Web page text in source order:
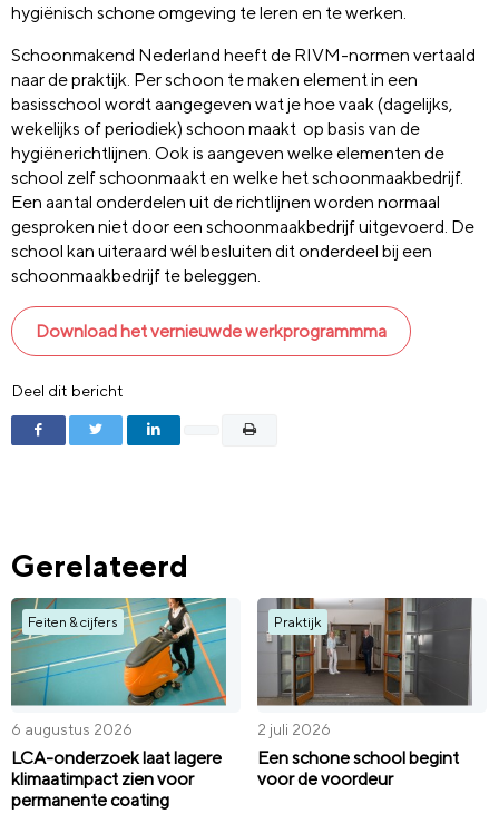
hygiënisch schone omgeving te leren en te werken.
Schoonmakend Nederland heeft de RIVM-normen vertaald
naar de praktijk. Per schoon te maken element in een
basisschool wordt aangegeven wat je hoe vaak (dagelijks,
wekelijks of periodiek) schoon maakt op basis van de
hygiënerichtlijnen. Ook is aangeven welke elementen de
school zelf schoonmaakt en welke het schoonmaakbedrijf.
Een aantal onderdelen uit de richtlijnen worden normaal
gesproken niet door een schoonmaakbedrijf uitgevoerd. De
school kan uiteraard wél besluiten dit onderdeel bij een
schoonmaakbedrijf te beleggen.
Download het vernieuwde werkprogrammma
Deel dit bericht
Gerelateerd
Feiten & cijfers
6 augustus 2026
LCA-onderzoek laat lagere
klimaatimpact zien voor
permanente coating
Praktijk
2 juli 2026
Een schone school begint
voor de voordeur